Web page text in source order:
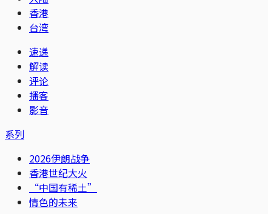
香港
台湾
速递
解读
评论
播客
影音
系列
2026伊朗战争
香港世纪大火
“中国有稀土”
情色的未来